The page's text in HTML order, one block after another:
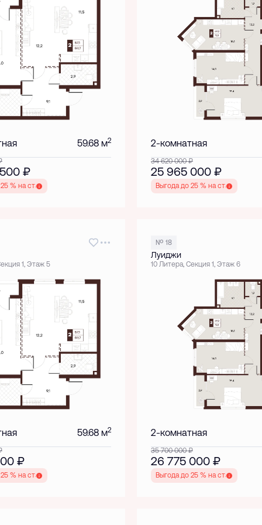
59.68 м2
₽
% на старте
2-комнатная
34 620 000₽
25 965 000 ₽
Выгода до 25 % на старте
1, Этаж 5
59.68 м2
₽
% на старте
№ 18
Луиджи
10 Литера, Секция 1, Этаж 6
2-комнатная
35 700 000₽
26 775 000 ₽
Выгода до 25 % на старте